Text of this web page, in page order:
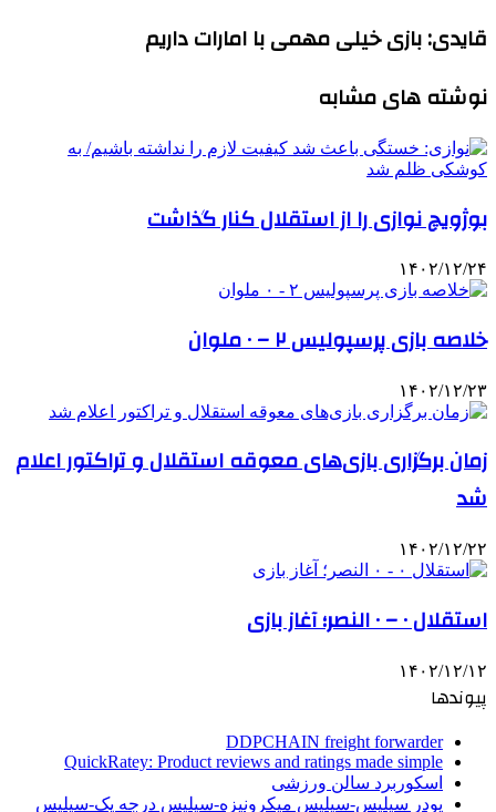
قایدی: بازی خیلی مهمی با امارات داریم
نوشته های مشابه
بوژویچ نوازی را از استقلال کنار گذاشت
۱۴۰۲/۱۲/۲۴
خلاصه بازی پرسپولیس ۲ – ۰ ملوان
۱۴۰۲/۱۲/۲۳
زمان برگزاری بازی‌های معوقه استقلال و تراکتور اعلام
شد
۱۴۰۲/۱۲/۲۲
استقلال ۰ – ۰ النصر؛ آغاز بازی
۱۴۰۲/۱۲/۱۲
پیوندها
DDPCHAIN freight forwarder
QuickRatey: Product reviews and ratings made simple
اسکوربرد سالن ورزشی
پودر سیلیس-سیلیس میکرونیزه-سیلیس درجه یک-سیلیس